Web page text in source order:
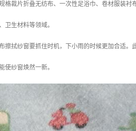
格裁片折叠无纺布、一次性足浴巾、卷材服装
卫生材料等领域。
擦拭纱窗要抓住时机，下小雨的时候更加合适
使纱窗焕然一新。